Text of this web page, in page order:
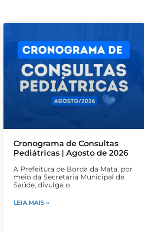
Cronograma de Consultas
Pediátricas | Agosto de 2026
A Prefeitura de Borda da Mata, por
meio da Secretaria Municipal de
Saúde, divulga o
LEIA MAIS »